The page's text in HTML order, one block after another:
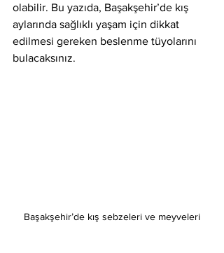
olabilir. Bu yazıda, Başakşehir’de kış
aylarında sağlıklı yaşam için dikkat
edilmesi gereken beslenme tüyolarını
bulacaksınız.
Başakşehir’de kış sebzeleri ve meyveleri